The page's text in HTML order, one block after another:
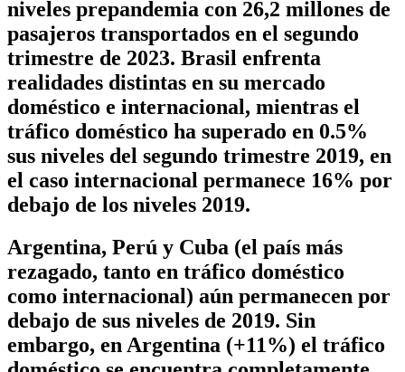
niveles prepandemia con 26,2 millones de
pasajeros transportados en el segundo
trimestre de 2023. Brasil enfrenta
realidades distintas en su mercado
doméstico e internacional, mientras el
tráfico doméstico ha superado en 0.5%
sus niveles del segundo trimestre 2019, en
el caso internacional permanece 16% por
debajo de los niveles 2019.
Argentina, Perú y Cuba (el país más
rezagado, tanto en tráfico doméstico
como internacional) aún permanecen por
debajo de sus niveles de 2019. Sin
embargo, en Argentina (+11%) el tráfico